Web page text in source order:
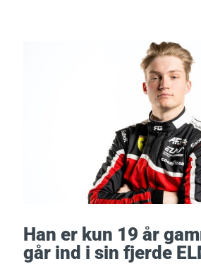
Han er kun 19 år
går ind i sin fjerde